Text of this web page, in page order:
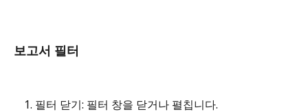
보고서 필터
필터 닫기: 필터 창을 닫거나 펼칩니다.